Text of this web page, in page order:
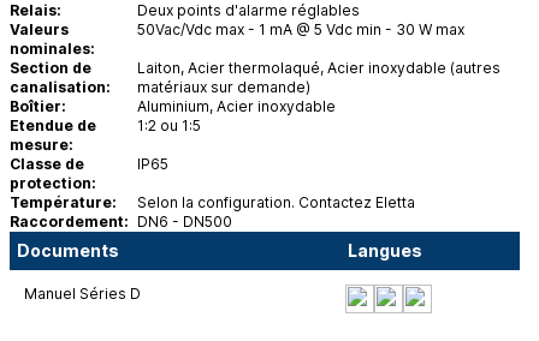
Relais:
Deux points d'alarme réglables
Valeurs
nominales:
50Vac/Vdc max - 1 mA @ 5 Vdc min - 30 W max
Section de
canalisation:
Laiton, Acier thermolaqué, Acier inoxydable (autres
matériaux sur demande)
Boîtier:
Aluminium, Acier inoxydable
Etendue de
mesure:
1:2 ou 1:5
Classe de
protection:
IP65
Température:
Selon la configuration. Contactez Eletta
Raccordement: DN6 - DN500
Documents Langues
Manuel Séries D